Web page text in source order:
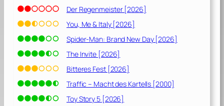
Der Regenmeister [2026]
You, Me & Italy [2026]
Spider-Man: Brand New Day [2026]
The Invite [2026]
Bitteres Fest [2026]
Traffic – Macht des Kartells [2000]
Toy Story 5 [2026]